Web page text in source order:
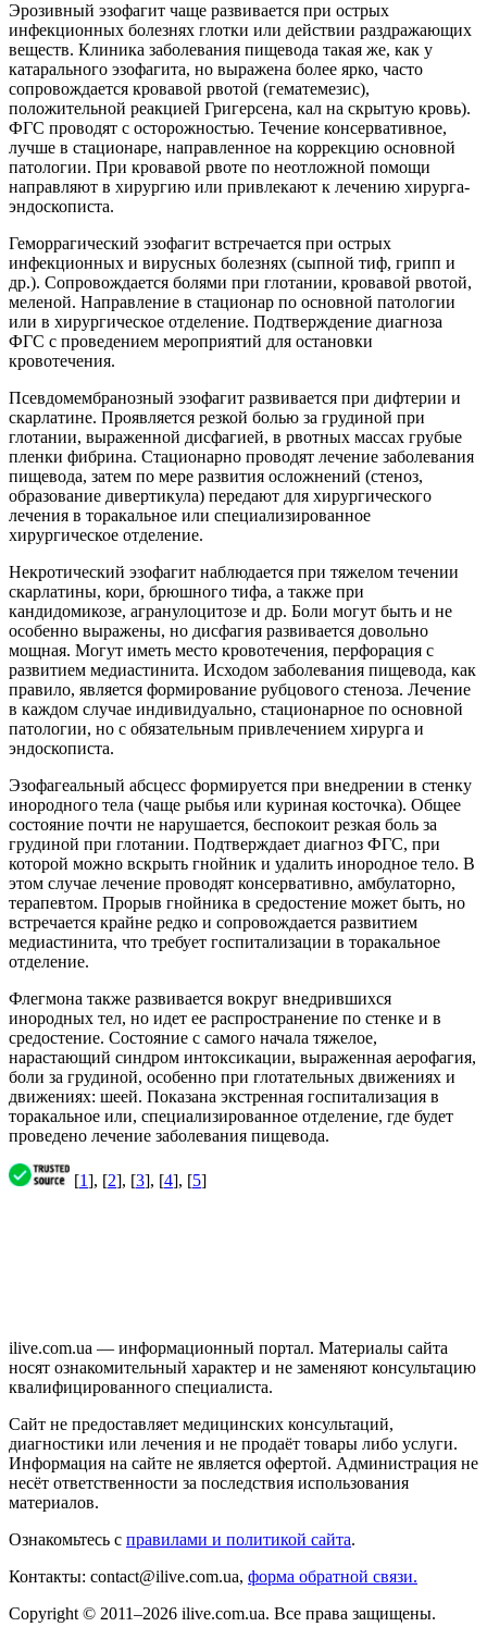
Эрозивный эзофагит чаще развивается при острых
инфекционных болезнях глотки или действии раздражающих
веществ. Клиника заболевания пищевода такая же, как у
катарального эзофагита, но выражена более ярко, часто
сопровождается кровавой рвотой (гематемезис),
положительной реакцией Григерсена, кал на скрытую кровь).
ФГС проводят с осторожностью. Течение консервативное,
лучше в стационаре, направленное на коррекцию основной
патологии. При кровавой рвоте по неотложной помощи
направляют в хирургию или привлекают к лечению хирурга-
эндоскописта.
Геморрагический эзофагит встречается при острых
инфекционных и вирусных болезнях (сыпной тиф, грипп и
др.). Сопровождается болями при глотании, кровавой рвотой,
меленой. Направление в стационар по основной патологии
или в хирургическое отделение. Подтверждение диагноза
ФГС с проведением мероприятий для остановки
кровотечения.
Псевдомембранозный эзофагит развивается при дифтерии и
скарлатине. Проявляется резкой болью за грудиной при
глотании, выраженной дисфагией, в рвотных массах грубые
пленки фибрина. Стационарно проводят лечение заболевания
пищевода, затем по мере развития осложнений (стеноз,
образование дивертикула) передают для хирургического
лечения в торакальное или специализированное
хирургическое отделение.
Некротический эзофагит наблюдается при тяжелом течении
скарлатины, кори, брюшного тифа, а также при
кандидомикозе, агранулоцитозе и др. Боли могут быть и не
особенно выражены, но дисфагия развивается довольно
мощная. Могут иметь место кровотечения, перфорация с
развитием медиастинита. Исходом заболевания пищевода, как
правило, является формирование рубцового стеноза. Лечение
в каждом случае индивидуально, стационарное по основной
патологии, но с обязательным привлечением хирурга и
эндоскописта.
Эзофагеальный абсцесс формируется при внедрении в стенку
инородного тела (чаще рыбья или куриная косточка). Общее
состояние почти не нарушается, беспокоит резкая боль за
грудиной при глотании. Подтверждает диагноз ФГС, при
которой можно вскрыть гнойник и удалить инородное тело. В
этом случае лечение проводят консервативно, амбулаторно,
терапевтом. Прорыв гнойника в средостение может быть, но
встречается крайне редко и сопровождается развитием
медиастинита, что требует госпитализации в торакальное
отделение.
Флегмона также развивается вокруг внедрившихся
инородных тел, но идет ее распространение по стенке и в
средостение. Состояние с самого начала тяжелое,
нарастающий синдром интоксикации, выраженная аерофагия,
боли за грудиной, особенно при глотательных движениях и
движениях: шеей. Показана экстренная госпитализация в
торакальное или, специализированное отделение, где будет
проведено лечение заболевания пищевода.
[1], [2], [3], [4], [5]
ilive.com.ua — информационный портал. Материалы сайта
носят ознакомительный характер и не заменяют консультацию
квалифицированного специалиста.
Сайт не предоставляет медицинских консультаций,
диагностики или лечения и не продаёт товары либо услуги.
Информация на сайте не является офертой. Администрация не
несёт ответственности за последствия использования
материалов.
Ознакомьтесь с правилами и политикой сайта.
Контакты: contact@ilive.com.ua, форма обратной связи.
Copyright © 2011–2026 ilive.com.ua. Все права защищены.